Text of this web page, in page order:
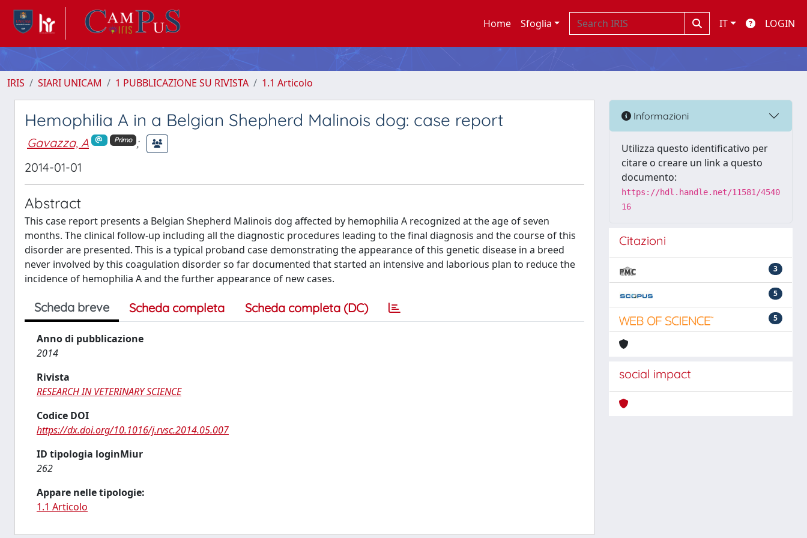
Home Sfoglia IT LOGIN
IRIS SIARI UNICAM 1 PUBBLICAZIONE SU RIVISTA 1.1 Articolo
Hemophilia A in a Belgian Shepherd Malinois dog: case report
Gavazza, A Primo
;
2014-01-01
Abstract
This case report presents a Belgian Shepherd Malinois dog affected by hemophilia A recognized at the age of seven
months. The clinical follow-up including all the diagnostic procedures leading to the final diagnosis and the course of this
disorder are presented. This is a typical proband case demonstrating the appearance of this genetic disease in a breed
never involved by this coagulation disorder so far documented that started an intensive and laborious plan to reduce the
incidence of hemophilia A and the further appearance of new cases.
Scheda breve Scheda completa Scheda completa (DC)
Anno di pubblicazione
2014
Rivista
RESEARCH IN VETERINARY SCIENCE
Codice DOI
https://dx.doi.org/10.1016/j.rvsc.2014.05.007
ID tipologia loginMiur
262
Appare nelle tipologie:
1.1 Articolo
Informazioni
Utilizza questo identificativo per
citare o creare un link a questo
documento:
https://hdl.handle.net/11581/4540
16
Citazioni
3
5
5
social impact